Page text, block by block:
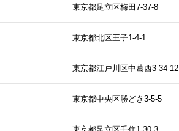
東京都足立区梅田7-37-8
東京都北区王子1-4-1
東京都江戸川区中葛西3-34-12
東京都中央区勝どき3-5-5